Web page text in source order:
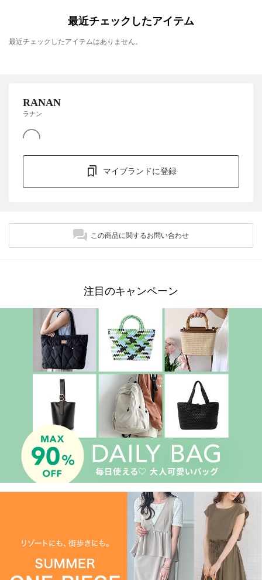
最近チェックしたアイテム
最近チェックしたアイテムはありません。
RANAN
ラナン
マイブランドに登録
この商品に関するお問い合わせ
注目のキャンペーン